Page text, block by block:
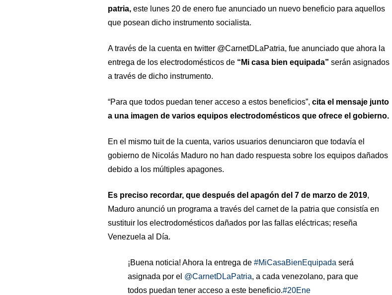
patria,este lunes 20 de enero fue anunciado un nuevo beneficio para aquellos
que posean dicho instrumento socialista.
A través de la cuenta en twitter @CarnetDLaPatria, fue anunciado que ahora la
entrega de los electrodomésticos de “Mi casa bien equipada” serán asignados
a través de dicho instrumento.
“Para que todos puedan tener acceso a estos beneficios”, cita el mensaje junto
a una imagen de varios equipos electrodomésticos que ofrece el gobierno.
En el mismo tuit de la cuenta, varios usuarios denunciaron que todavía el
gobierno de Nicolás Maduro no han dado respuesta sobre los equipos dañados
debido a los múltiples apagones.
Es preciso recordar, que después del apagón del 7 de marzo de 2019,
Maduro anunció un programa a través del carnet de la patria que consistía en
sustituir los electrodomésticos dañados por las fallas eléctricas; reseña
Venezuela al Día.
¡Buena noticia! Ahora la entrega de #MiCasaBienEquipada será
asignada por el @CarnetDLaPatria, a cada venezolano, para que
todos puedan tener acceso a este beneficio.#20Ene